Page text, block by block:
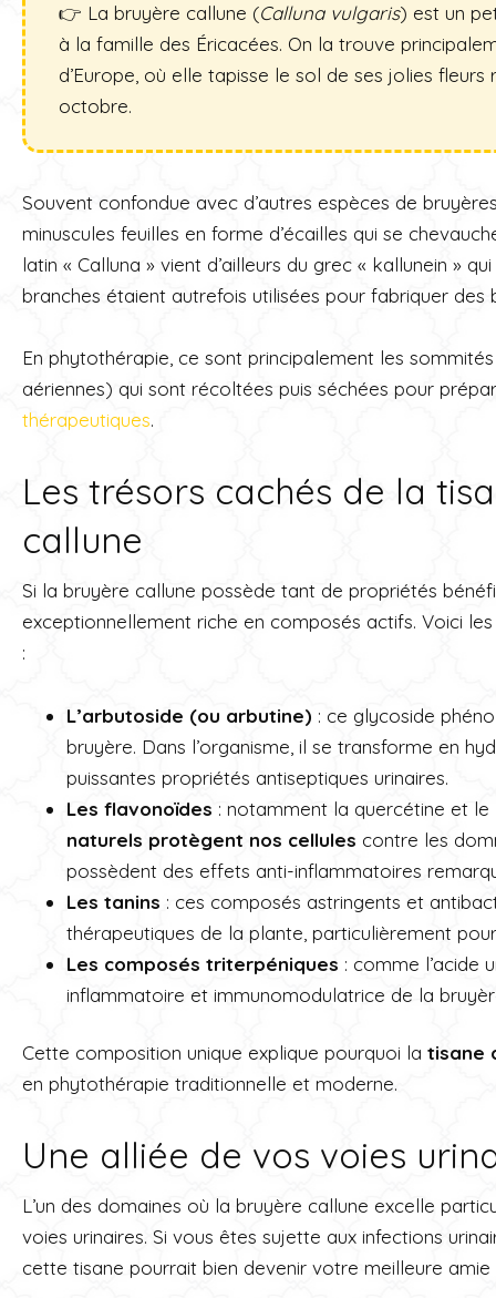
👉 La bruyère callune (Calluna vulgaris) est un
à la famille des Éricacées. On la trouve
d’Europe, où elle tapisse le sol de ses jolies
octobre.
Souvent confondue avec d’autres espèces de
minuscules feuilles en forme d’écailles qui se
latin « Calluna » vient d’ailleurs du grec « kallunein »
branches étaient autrefois utilisées pour fabriquer des
En phytothérapie, ce sont principalement les
aériennes) qui sont récoltées puis séchées pour
thérapeutiques.
Les trésors cachés de la
callune
Si la bruyère callune possède tant de propriétés
exceptionnellement riche en composés actifs. Voici
:
L’arbutoside (ou arbutine) : ce glycoside
bruyère. Dans l’organisme, il se transforme en
puissantes propriétés antiseptiques urinaires.
Les flavonoïdes : notamment la quercétine et
naturels protègent nos cellules contre les
possèdent des effets anti-inflammatoires
Les tanins : ces composés astringents et
thérapeutiques de la plante, particulièrement
Les composés triterpéniques : comme l’acide
inflammatoire et immunomodulatrice de la
Cette composition unique explique pourquoi la tisane
en phytothérapie traditionnelle et moderne.
Une alliée de vos voies
L’un des domaines où la bruyère callune excelle
voies urinaires. Si vous êtes sujette aux infections
cette tisane pourrait bien devenir votre meilleure amie